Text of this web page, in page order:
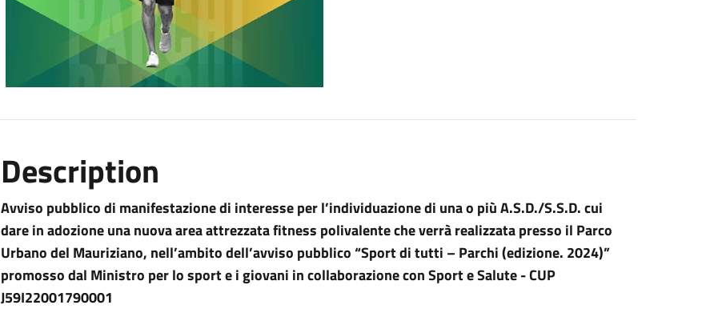
Description
Avviso pubblico di manifestazione di interesse per l’individuazione di una o più A.S.D./S.S.D. cui
dare in adozione una nuova area attrezzata fitness polivalente che verrà realizzata presso il Parco
Urbano del Mauriziano, nell’ambito dell’avviso pubblico “Sport di tutti – Parchi (edizione. 2024)”
promosso dal Ministro per lo sport e i giovani in collaborazione con Sport e Salute - CUP
J59I22001790001